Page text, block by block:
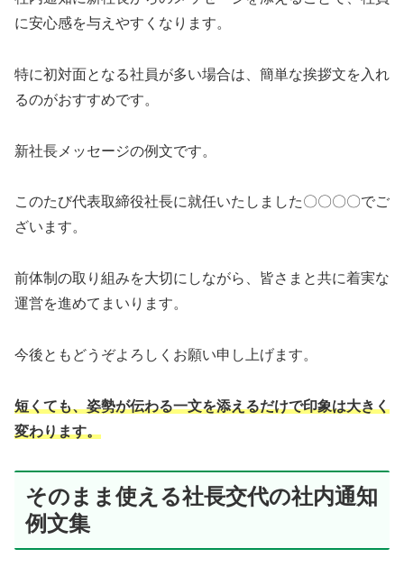
に安心感を与えやすくなります。
特に初対面となる社員が多い場合は、簡単な挨拶文を入れ
るのがおすすめです。
新社長メッセージの例文です。
このたび代表取締役社長に就任いたしました〇〇〇〇でご
ざいます。
前体制の取り組みを大切にしながら、皆さまと共に着実な
運営を進めてまいります。
今後ともどうぞよろしくお願い申し上げます。
短くても、姿勢が伝わる一文を添えるだけで印象は大きく
変わります。
そのまま使える社長交代の社内通知
例文集